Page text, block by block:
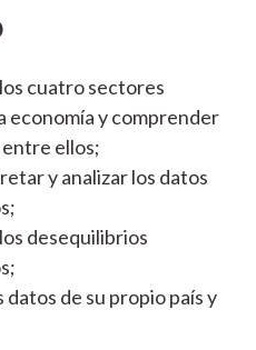
cuatro sectores
economía y comprender
ellos;
y analizar los datos
desequilibrios
de su propio país y